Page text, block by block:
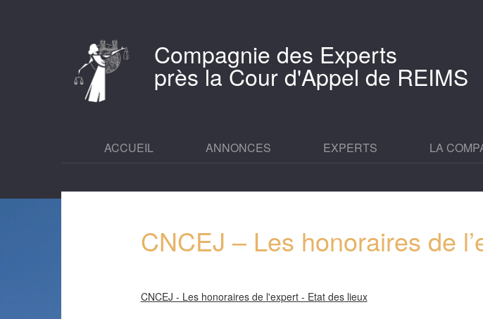
Compagnie des Experts
près la Cour d'Appel de REIMS
ACCUEIL ANNONCES EXPERTS LA
CNCEJ – Les honoraires de
CNCEJ - Les honoraires de l'expert - Etat des lieux